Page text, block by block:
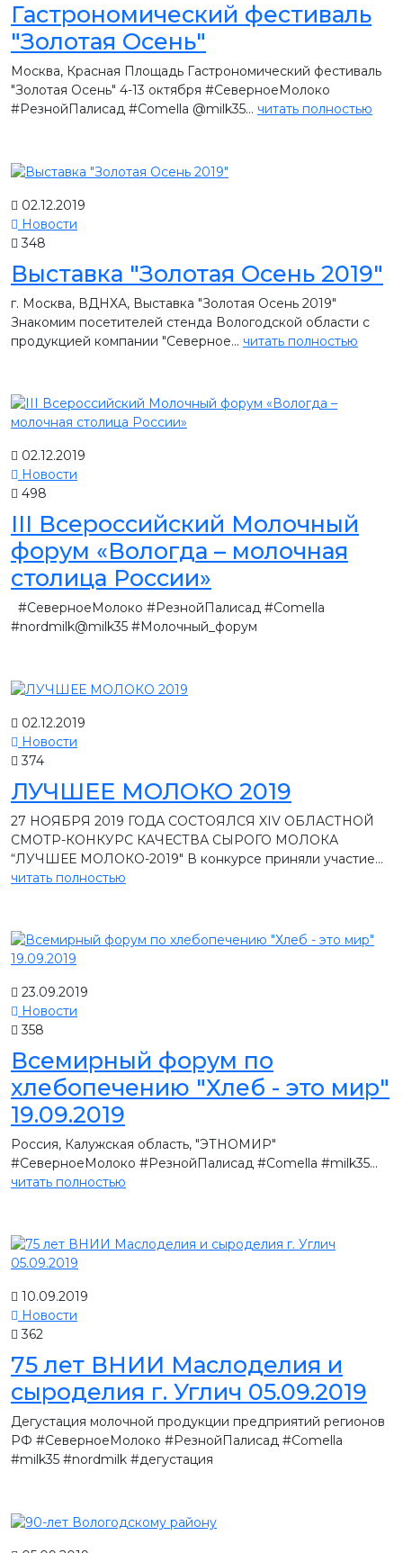
Гастрономический фестиваль
"Золотая Осень"
Москва, Красная Площадь Гастрономический фестиваль
"Золотая Осень" 4-13 октября #СеверноеМолоко
#РезнойПалисад #Comella @milk35... читать полностью
02.12.2019
Новости
348
Выставка "Золотая Осень 2019"
г. Москва, ВДНХА, Выставка "Золотая Осень 2019"
Знакомим посетителей стенда Вологодской области с
продукцией компании "Северное... читать полностью
02.12.2019
Новости
498
III Всероссийский Молочный
форум «Вологда – молочная
столица России»
#СеверноеМолоко #РезнойПалисад #Comella
#nordmilk@milk35 #Молочный_форум
02.12.2019
Новости
374
ЛУЧШЕЕ МОЛОКО 2019
27 НОЯБРЯ 2019 ГОДА СОСТОЯЛСЯ XIV ОБЛАСТНОЙ
СМОТР-КОНКУРС КАЧЕСТВА СЫРОГО МОЛОКА
“ЛУЧШЕЕ МОЛОКО-2019″ В конкурсе приняли участие...
читать полностью
23.09.2019
Новости
358
Всемирный форум по
хлебопечению "Хлеб - это мир"
19.09.2019
Россия, Калужская область, "ЭТНОМИР"
#СеверноеМолоко #РезнойПалисад #Comella #milk35...
читать полностью
10.09.2019
Новости
362
75 лет ВНИИ Маслоделия и
сыроделия г. Углич 05.09.2019
Дегустация молочной продукции предприятий регионов
РФ #СеверноеМолоко #РезнойПалисад #Comella
#milk35 #nordmilk #дегустация